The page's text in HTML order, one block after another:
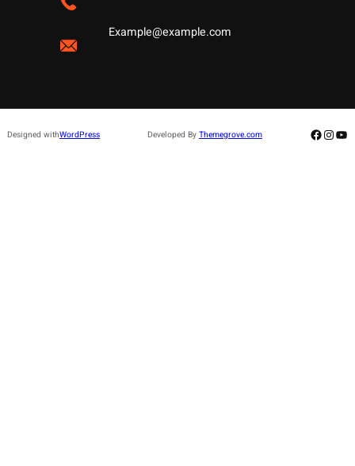
Example@example.com
Designed withWordPress Developed By Themegrove.com